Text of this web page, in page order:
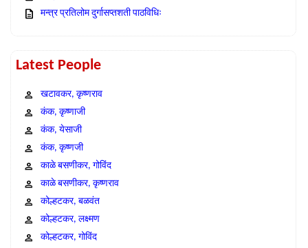
मन्त्र प्रतिलोम दुर्गासप्तशती पाठविधिः
Latest People
खटावकर, कृष्णराव
कंक, कृष्णाजी
कंक, येसाजी
कंक, कृष्णजी
काळे बसणीकर, गोविंद
काळे बसणीकर, कृष्णराव
कोल्हटकर, बळवंत
कोल्हटकर, लक्ष्मण
कोल्हटकर, गोविंद